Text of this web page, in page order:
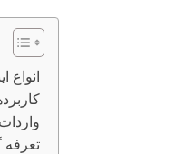
تعرفه